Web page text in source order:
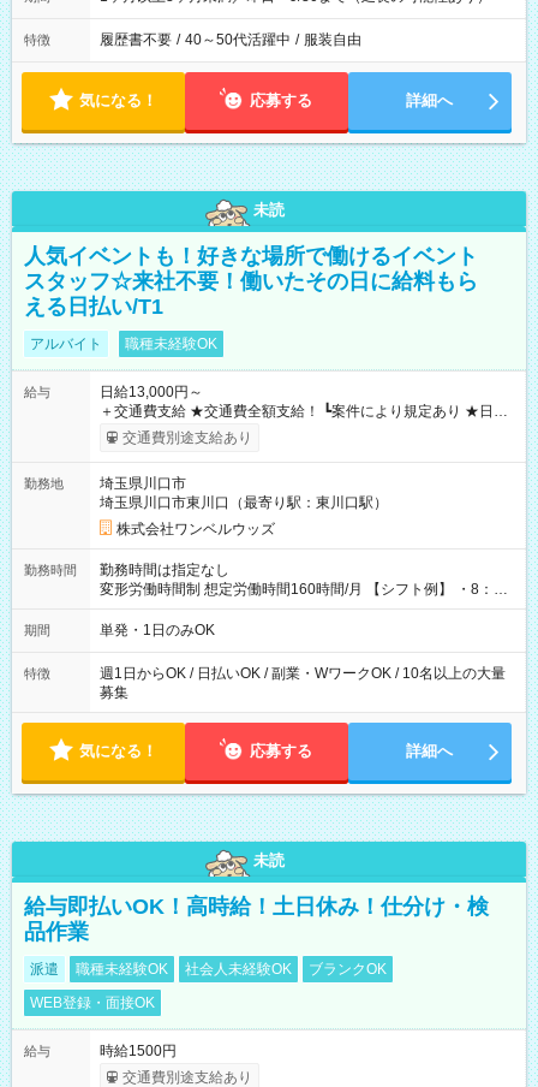
特徴 履歴書不要 / 40～50代活躍中 / 服装自由
気になる！ 応募する 詳細へ
未読
人気イベントも！好きな場所で働けるイベント
スタッフ☆来社不要！働いたその日に給料もら
える日払い/T1
アルバイト 職種未経験OK
給与
日給13,000円～
＋交通費支給 ★交通費全額支給！ ┗案件により規定あり ★日払
いOK！（規定あり） ┗働いたその日に現金GET♪ お仕事後はコ
ンビニATMから 日払い分を引き落とせます！ 【試用期間】試
交通費別途支給あり
勤務地
埼玉県川口市
埼玉県川口市東川口（最寄り駅：東川口駅）
株式会社ワンベルウッズ
勤務時間
勤務時間は指定なし
変形労働時間制 想定労働時間160時間/月 【シフト例】 ・8：00
～21：00
期間 単発・1日のみOK
特徴
週1日からOK / 日払いOK / 副業・WワークOK / 10名以上の大量
募集
気になる！ 応募する 詳細へ
未読
給与即払いOK！高時給！土日休み！仕分け・検
品作業
派遣 職種未経験OK 社会人未経験OK
ブランクOK
WEB登録・面接OK
給与
時給1500円
交通費別途支給あり